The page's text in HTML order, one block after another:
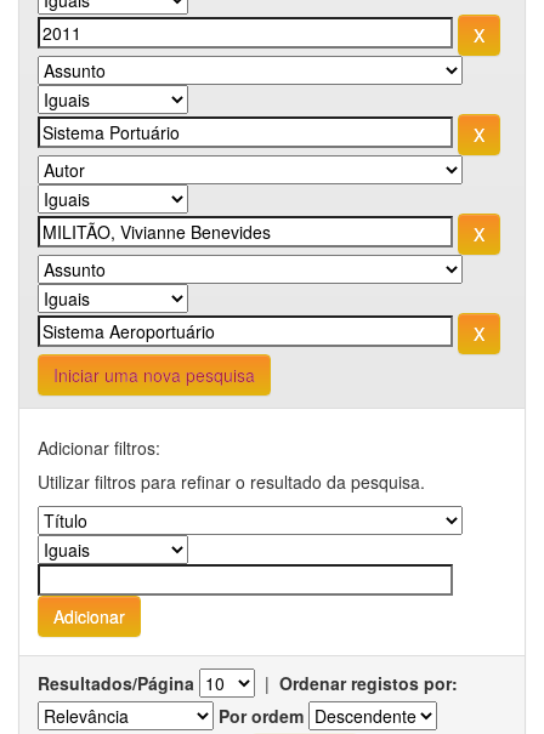
Iniciar uma nova pesquisa
Adicionar filtros:
Utilizar filtros para refinar o resultado da pesquisa.
Resultados/Página | Ordenar registos por:
Por ordem